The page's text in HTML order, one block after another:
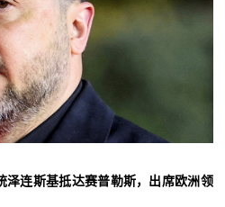
泽连斯基抵达赛普勒斯，出席欧洲领